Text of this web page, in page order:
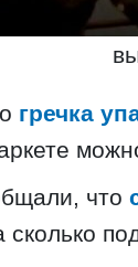
гречка
что
сколько